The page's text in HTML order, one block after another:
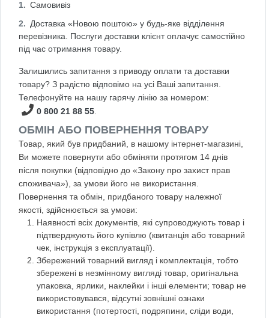
Самовивіз
Доставка «Новою поштою» у будь-яке відділення
перевізника. Послуги доставки клієнт оплачує самостійно
під час отримання товару.
Залишились запитання з приводу оплати та доставки
товару? З радістю відповімо на усі Ваші запитання.
Телефонуйте на нашу гарячу лінію за номером:
0 800 21 88 55
ОБМІН АБО ПОВЕРНЕННЯ ТОВАРУ
Товар, який був придбаний, в нашому інтернет-магазині,
Ви можете повернути або обміняти протягом 14 днів
після покупки (відповідно до «Закону про захист прав
споживача»), за умови його не використання.
Повернення та обмін, придбаного товару належної
якості, здійснюється за умови:
Наявності всіх документів, які супроводжують товар і
підтверджують його купівлю (квитанція або товарний
чек, інструкція з експлуатації).
Збережений товарний вигляд і комплектація, тобто
збережені в незмінному вигляді товар, оригінальна
упаковка, ярлики, наклейки і інші елементи; товар не
використовувався, відсутні зовнішні ознаки
використання (потертості, подряпини, сліди води,